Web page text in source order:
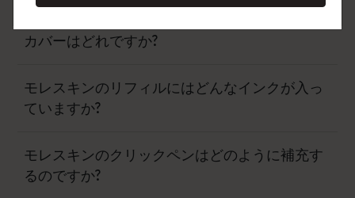
カバーはどれですか?
モレスキンのリフィルにはどんなインクが入っ
ていますか?
モレスキンのクリックペンはどのように補充す
るのですか?